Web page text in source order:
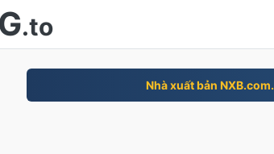
.to
Nhà xuất bản NXB.com.